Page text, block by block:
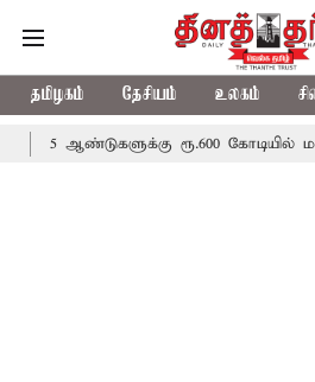
தமிழகம் தேசியம் உலகம்
ரூ.600 கோடியில் மண்வள